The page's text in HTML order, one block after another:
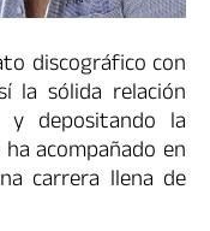
discográfico con
la sólida relación
depositando la
acompañado en
carrera llena de